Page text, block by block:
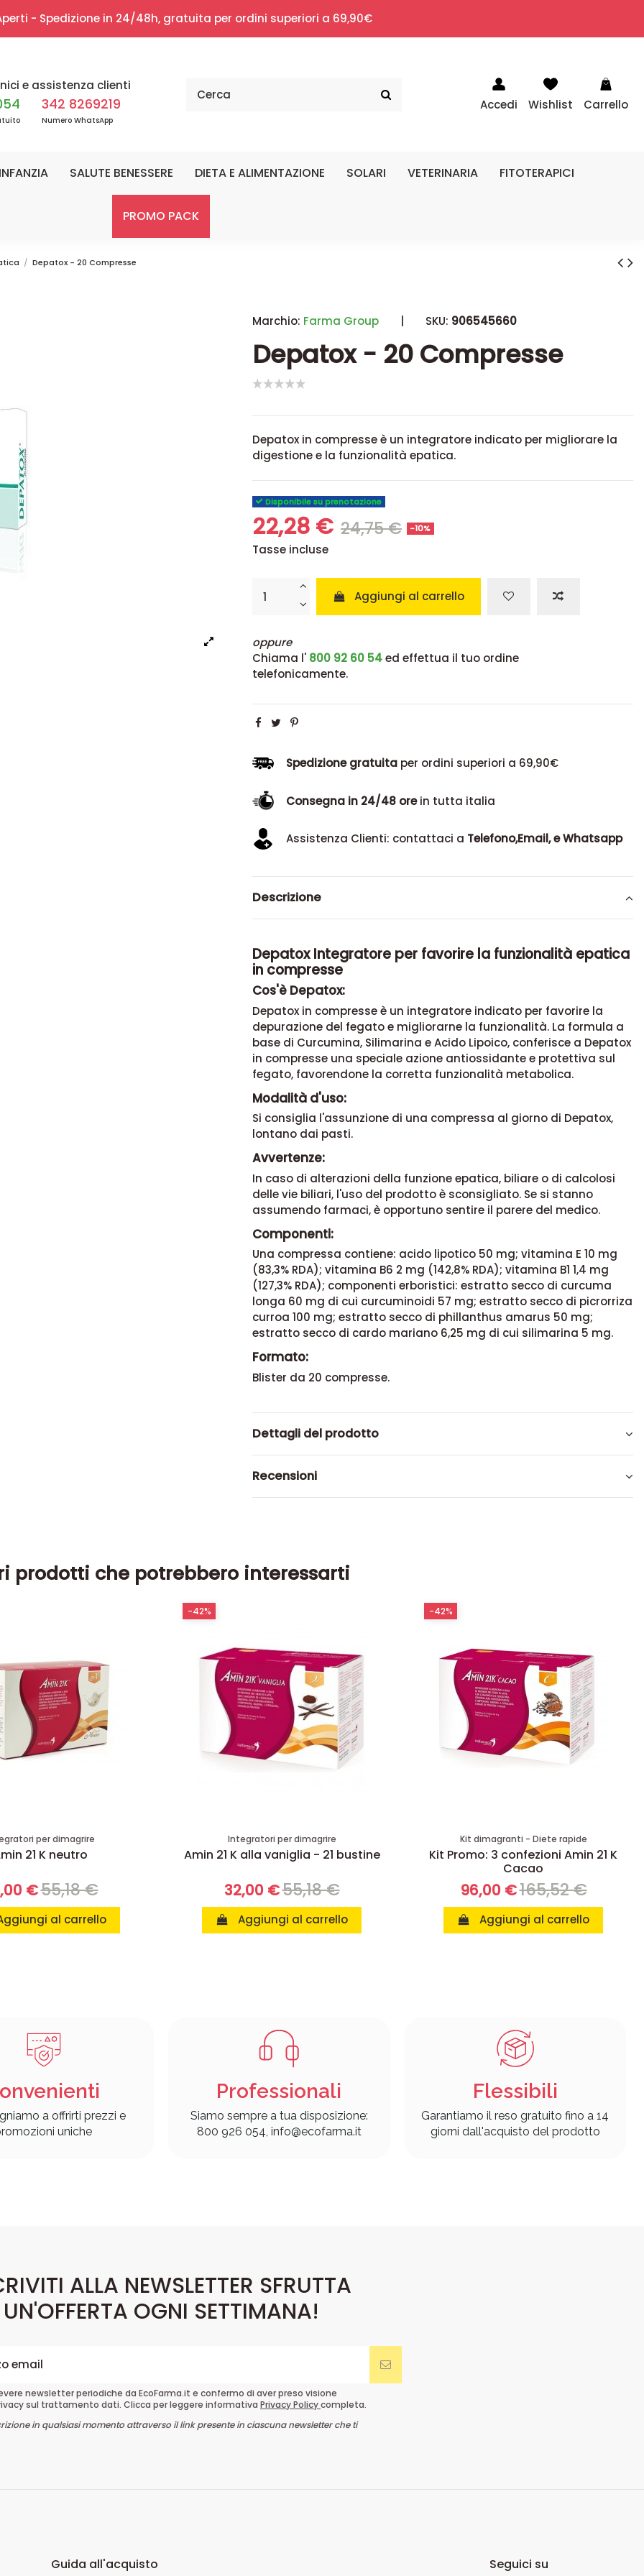
- Spedizione in 24/48h, gratuita per ordini superiori a 69,90€
e assistenza clienti
342 8269219
Numero WhatsApp
Accedi Wishlist Carrello
SALUTE BENESSERE DIETA E ALIMENTAZIONE SOLARI VETERINARIA FITOTERAPICI
PROMO PACK
Depatox - 20 Compresse
Marchio: Farma Group | SKU: 906545660
Depatox - 20 Compresse
Depatox in compresse è un integratore indicato per migliorare la
digestione e la funzionalità epatica.
Disponibile su prenotazione
22,28 € 24,75 € -10%
Tasse incluse
Aggiungi al carrello
oppure
Chiama l' 800 92 60 54ed effettua il tuo ordine
telefonicamente.
Spedizione gratuitaper ordini superiori a 69,90€
Consegna in 24/48 orein tutta italia
Assistenza Clienti: contattaci a Telefono,Email, e Whatsapp
Descrizione
Depatox Integratore per favorire la funzionalità epatica
in compresse
Cos'è Depatox:
Depatox in compresse è un integratore indicato per favorire la
depurazione del fegato e migliorarne la funzionalità. La formula a
base di Curcumina, Silimarina e Acido Lipoico, conferisce a Depatox
in compresse una speciale azione antiossidante e protettiva sul
fegato, favorendone la corretta funzionalità metabolica.
Modalità d'uso:
Si consiglia l'assunzione di una compressa al giorno di Depatox,
lontano dai pasti.
Avvertenze:
In caso di alterazioni della funzione epatica, biliare o di calcolosi
delle vie biliari, l'uso del prodotto è sconsigliato. Se si stanno
assumendo farmaci, è opportuno sentire il parere del medico.
Componenti:
Una compressa contiene: acido lipotico 50 mg; vitamina E 10 mg
(83,3% RDA); vitamina B6 2 mg (142,8% RDA); vitamina B1 1,4 mg
(127,3% RDA); componenti erboristici: estratto secco di curcuma
longa 60 mg di cui curcuminoidi 57 mg; estratto secco di picrorriza
curroa 100 mg; estratto secco di phillanthus amarus 50 mg;
estratto secco di cardo mariano 6,25 mg di cui silimarina 5 mg.
Formato:
Blister da 20 compresse.
Dettagli del prodotto
Recensioni
prodotti che potrebbero interessarti
per dimagrire
21 K neutro
€55,18 €
al carrello
Integratori per dimagrire
Amin 21 K alla vaniglia - 21 bustine
32,00 €55,18 €
Aggiungi al carrello
-42%
Kit dimagranti - Diete rapide
Kit Promo: 3 confezioni Amin 21 K
Cacao
96,00 €165,52 €
Aggiungi al carrello
-42%
a offrirti prezzi e
uniche
Professionali
Siamo sempre a tua disposizione:
800 926 054, info@ecofarma.it
Flessibili
Garantiamo il reso gratuito fino a 14
giorni dall'acquisto del prodotto
ALLA NEWSLETTER SFRUTTA
UN'OFFERTA OGNI SETTIMANA!
newsletter periodiche da EcoFarma.it e confermo di aver preso visione
sul trattamento dati. Clicca per leggere informativa Privacy Policycompleta.
in qualsiasi momento attraverso il link presente in ciascuna newsletter che ti
Guida all'acquisto Seguici su